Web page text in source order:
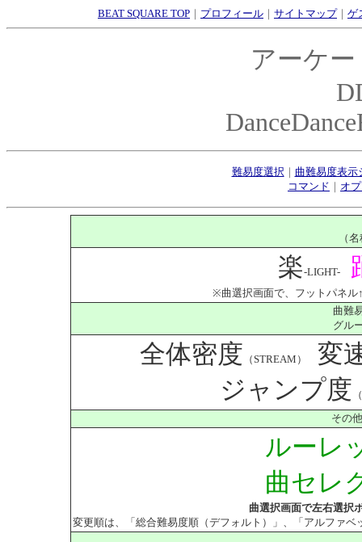
BEAT SQUARE TOP ｜ プロフィール ｜ サイトマップ｜ ゲ
アーケ
難易度選択 ｜ 曲難易度表示
コマンド ｜ オ
（
楽-LIGHT-
※曲選択画面で、フットパネル
曲難
グル
全体密度 （STREAM）
変
ジャンプ度
その
ルーレ
曲セレ
曲選択画面で左右選択
変更順は、「総合難易度順（デフォルト）」、「アルファ